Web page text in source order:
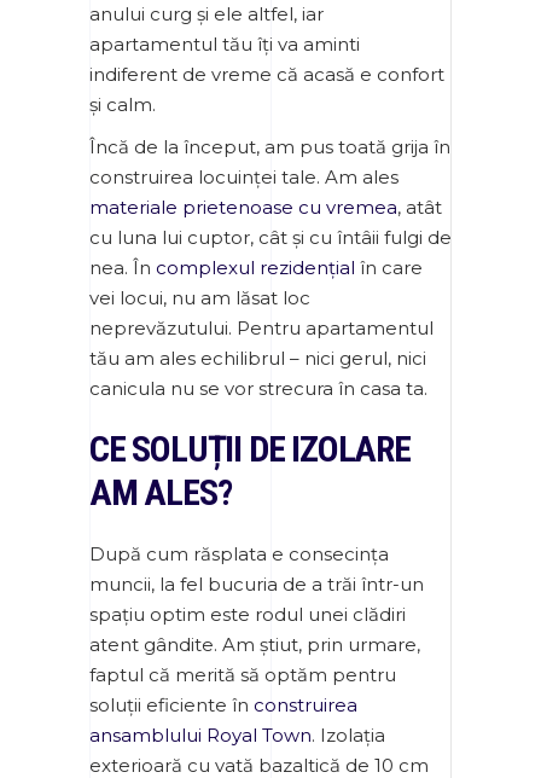
anului curg și ele altfel, iar
apartamentul tău îți va aminti
indiferent de vreme că acasă e confort
și calm.
Încă de la început, am pus toată grija în
construirea locuinței tale. Am ales
materiale prietenoase cu vremea, atât
cu luna lui cuptor, cât și cu întâii fulgi de
nea. În complexul rezidențial în care
vei locui, nu am lăsat loc
neprevăzutului. Pentru apartamentul
tău am ales echilibrul – nici gerul, nici
canicula nu se vor strecura în casa ta.
CE SOLUȚII DE IZOLARE
AM ALES?
După cum răsplata e consecința
muncii, la fel bucuria de a trăi într-un
spațiu optim este rodul unei clădiri
atent gândite. Am știut, prin urmare,
faptul că merită să optăm pentru
soluții eficiente în construirea
ansamblului Royal Town. Izolația
exterioară cu vată bazaltică de 10 cm